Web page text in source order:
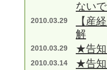
ない
2010.03.29
【産
解
2010.03.29 ★告
2010.03.14 ★告